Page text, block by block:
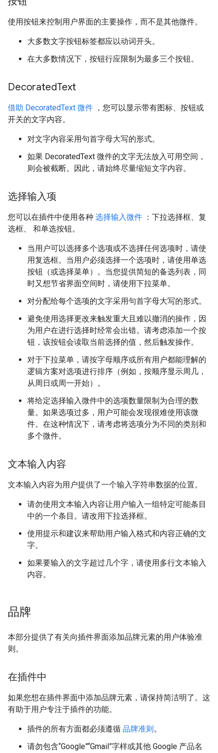
使用按钮来控制用户界面的主要操作，而不是其他微件。
大多数文字按钮标签都应以动词开头。
在大多数情况下，按钮行应限制为最多三个按钮。
DecoratedText
借助 DecoratedText 微件 ，您可以显示带有图标、按钮或
开关的文字内容。
对文字内容采用句首字母大写的形式。
如果 DecoratedText 微件的文字无法放入可用空间，
则会被截断。因此，请始终尽量缩短文字内容。
选择输入项
您可以在插件中使用各种 选择输入微件 ：下拉选择框、复
选框、 和单选按钮。
当用户可以选择多个选项或不选择任何选项时，请使
用复选框。当用户必须选择一个选项时，请使用单选
按钮（或选择菜单）。当您提供简短的备选列表，同
时又想节省界面空间时，请使用下拉菜单。
对分配给每个选项的文字采用句首字母大写的形式。
避免使用选择更改来触发重大且难以撤消的操作，因
为用户在进行选择时经常会出错。请考虑添加一个按
钮，该按钮会读取当前选择的值，然后触发操作。
对于下拉菜单，请按字母顺序或所有用户都能理解的
逻辑方案对选项进行排序（例如，按顺序显示周几，
从周日或周一开始）。
将给定选择输入微件中的选项数量限制为合理的数
量。如果选项过多，用户可能会发现很难使用该微
件。在这种情况下，请考虑将选项分为不同的类别和
多个微件。
文本输入内容
文本输入内容为用户提供了一个输入字符串数据的位置。
请勿使用文本输入内容让用户输入一组特定可能条目
中的一个条目。请改用下拉选择框。
使用提示和建议来帮助用户输入格式和内容正确的文
字。
如果要输入的文字超过几个字，请使用多行文本输入
内容。
品牌
本部分提供了有关向插件界面添加品牌元素的用户体验准
则。
在插件中
如果您想在插件界面中添加品牌元素，请保持简洁明了。这
有助于用户专注于插件的功能。
插件的所有方面都必须遵循 品牌准则。
请勿包含“Google”“Gmail”字样或其他 Google 产品名